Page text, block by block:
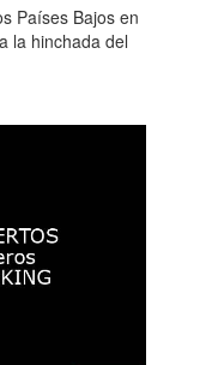
Países Bajos en
la hinchada del